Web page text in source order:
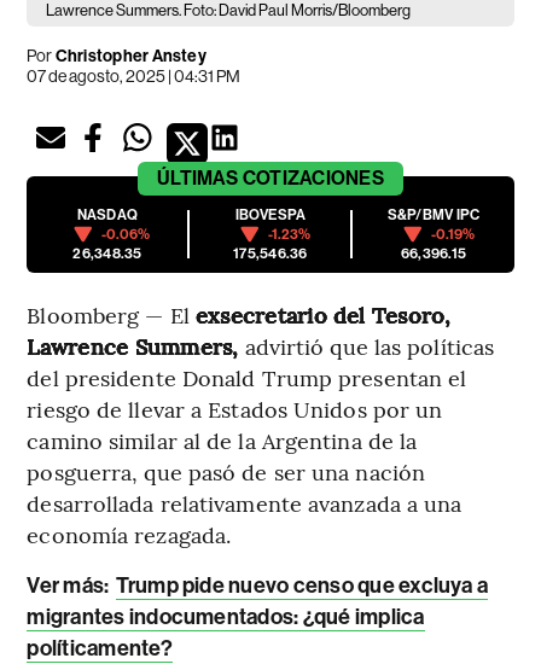
Lawrence Summers. Foto: David Paul Morris/Bloomberg
PorChristopher Anstey
07 de agosto, 2025 | 04:31 PM
ÚLTIMAS COTIZACIONES
NASDAQ
-0.06%
26,348.35
IBOVESPA
-1.23%
175,546.36
S&P/BMV IPC
-0.19%
66,396.15
Bloomberg — El exsecretario del Tesoro,
Lawrence Summers, advirtió que las políticas
del presidente Donald Trump presentan el
riesgo de llevar a Estados Unidos por un
camino similar al de la Argentina de la
posguerra, que pasó de ser una nación
desarrollada relativamente avanzada a una
economía rezagada.
Ver más: Trump pide nuevo censo que excluya a
migrantes indocumentados: ¿qué implica
políticamente?